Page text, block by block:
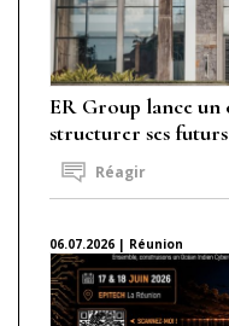
ER Group lance un
structurer ses
Réagir
06.07.2026 | Réunion